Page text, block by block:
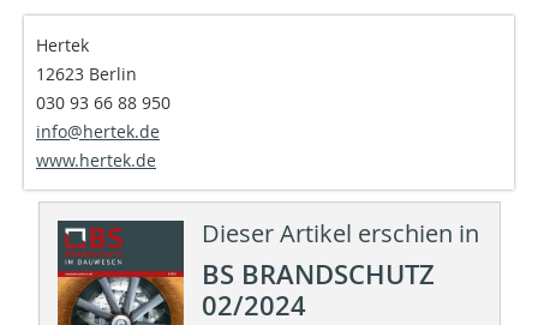
Hertek
12623 Berlin
030 93 66 88 950
info@hertek.de
www.hertek.de
Dieser Artikel erschien in
BS BRANDSCHUTZ
02/2024